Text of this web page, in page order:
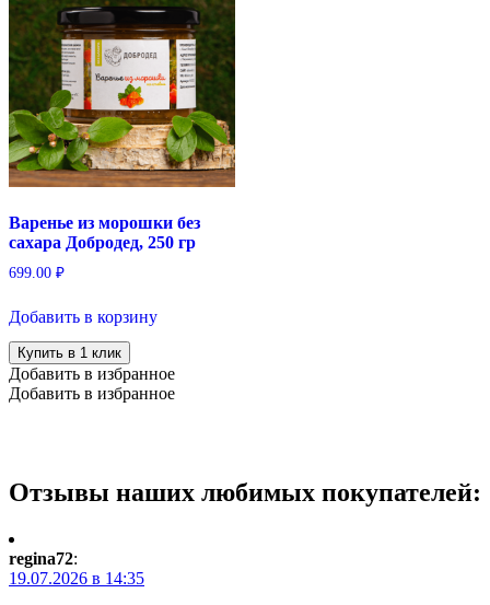
Варенье из морошки без
сахара Добродед, 250 гр
699.00 ₽
Добавить в корзину
Купить в 1 клик
Добавить в избранное
Добавить в избранное
Отзывы наших любимых покупателей:
regina72:
19.07.2026 в 14:35